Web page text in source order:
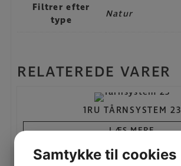
Filtrer efter
type
Natur
RELATEREDE VARER
1RU TÅRNSYSTEM 23
LÆS MERE
Samtykke til cookies